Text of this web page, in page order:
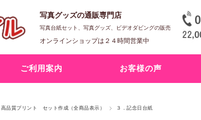
写真グッズの通販専門店
写真台紙セット、写真グッズ、ビデオダビングの販売
オンラインショップは２４時間営業中
ご利用案内 お客様の声
品質プリント セット作成（全商品表示） ３．記念日台紙